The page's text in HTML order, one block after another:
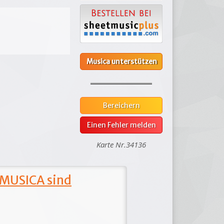
Musica unterstützen
Bereichern
Einen Fehler melden
Karte Nr.34136
sind